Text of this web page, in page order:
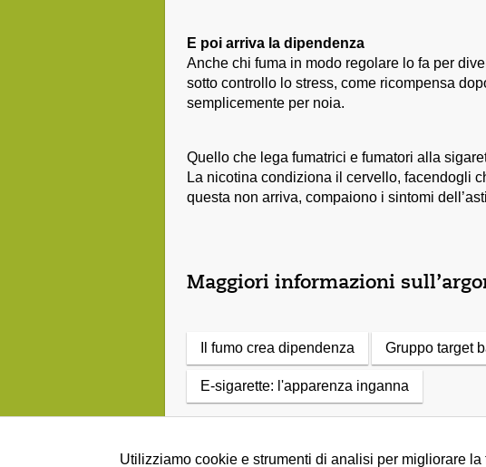
E poi arriva la dipendenza
Anche chi fuma in modo regolare lo fa per
sotto controllo lo stress, come ricompensa
semplicemente per noia.
Quello che lega fumatrici e fumatori alla
La nicotina condiziona il cervello, facendogli
questa non arriva, compaiono i sintomi
Maggiori informazioni
Il fumo crea dipendenza Gruppo target
E-sigarette: l'apparenza inganna
Utilizziamo cookie e strumenti di analisi per migliorare